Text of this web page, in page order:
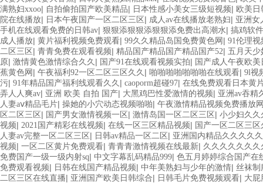
满熟妇xxoo| 自拍偷拍国产欧美精品| 日本性感小美女三级短视频| 欧美
院在线播放| 日本午夜国产一区二区三区 | 成人av在线播放老熟妇| 亚洲女
手机在线观看免费的日韩av| 狠狠添狠狠添狠狠添免费出高潮水| 搞鸡软
成人播放| 黄片福利视频免费观看| 99久久精品岛国免费黄色网 | 91伦理
二区三区 | 青青免费在观看视频| 精品国产精品国产精品国产52| 五月天少
原| 激情黄色激情综合久久 | 国产91在线观看视频实拍| 国产成人午夜欧
蕉黄色网 | 午夜福利92一区二区三区久久 | 啪啪啪啪啪啪啪在线观看| 9l视
污| 91年精品国产福利线观看久久 | caoporm超碰97| 在线免费观看日本黄
弄人人爽av| 亚洲 欧美 自拍 国产| 大黑鸡巴性爱激情的视频| 亚洲av吞精
人妻aⅴ精品毛片| 操她的小穴动态视频啪啪| 午夜激情精品视频免费播放
区二区三区 | 国产男女激情视频一区 | 激情岛国一区二区三区 | 小少妇久久
视频| 2021国产精彩在线视频| 在线一区三区精品视频| 国产一区二区三
人妻av完整一区二区三区 | 日韩av精品一区二区 | 亚洲国内精品久久久久
视频| 一区二区黄片免费观看| 青青青激情视频在线最新| 久久久久久久
免费国产一级一级内射sq| 中文字幕乱码精品999| 色五月婷婷综合国产在
免费观看视频| 日韩在线国产精品视频| 中年美熟妇与少年的激情| 丝袜
二区三区在线直播| 亚洲国产欧美日韩综合| 日韩毛片免费视频观看| 大屁